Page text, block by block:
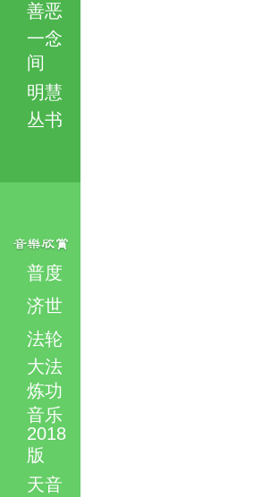
善恶
一念
间
明慧
丛书
普度
济世
法轮
大法
炼功
音乐
2018
版
天音